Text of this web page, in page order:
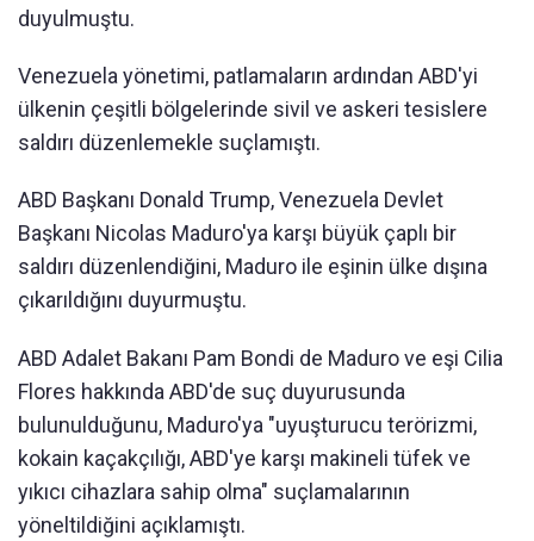
duyulmuştu.
Venezuela yönetimi, patlamaların ardından ABD'yi
ülkenin çeşitli bölgelerinde sivil ve askeri tesislere
saldırı düzenlemekle suçlamıştı.
ABD Başkanı Donald Trump, Venezuela Devlet
Başkanı Nicolas Maduro'ya karşı büyük çaplı bir
saldırı düzenlendiğini, Maduro ile eşinin ülke dışına
çıkarıldığını duyurmuştu.
ABD Adalet Bakanı Pam Bondi de Maduro ve eşi Cilia
Flores hakkında ABD'de suç duyurusunda
bulunulduğunu, Maduro'ya "uyuşturucu terörizmi,
kokain kaçakçılığı, ABD'ye karşı makineli tüfek ve
yıkıcı cihazlara sahip olma" suçlamalarının
yöneltildiğini açıklamıştı.